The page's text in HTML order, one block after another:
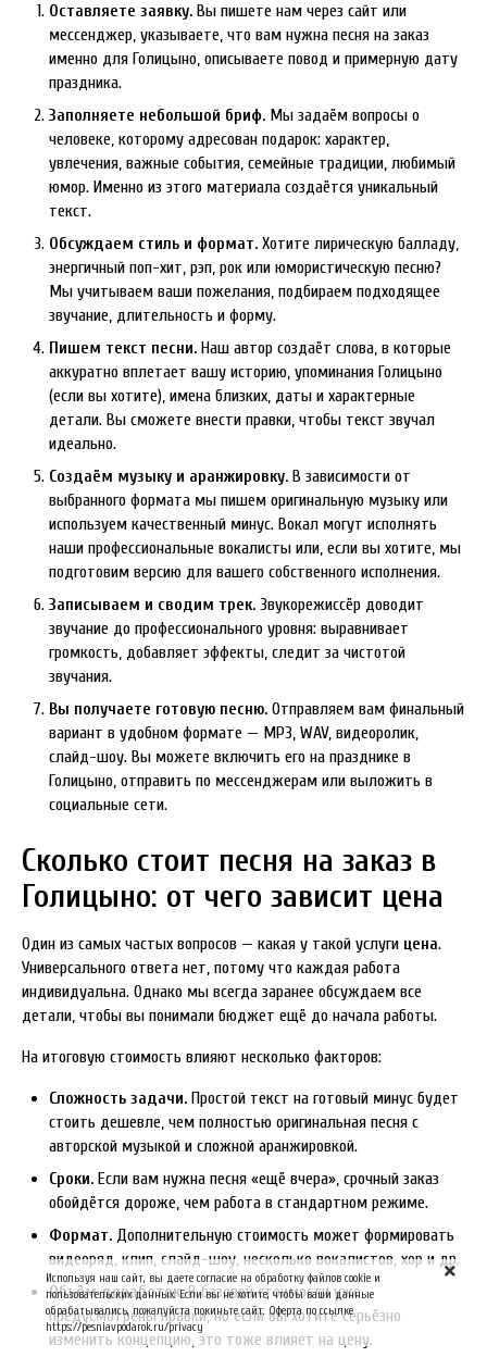
Оставляете заявку. Вы пишете нам через сайт или
мессенджер, указываете, что вам нужна песня на заказ
именно для Голицыно, описываете повод и примерную дату
праздника.
Заполняете небольшой бриф. Мы задаём вопросы о
человеке, которому адресован подарок: характер,
увлечения, важные события, семейные традиции, любимый
юмор. Именно из этого материала создаётся уникальный
текст.
Обсуждаем стиль и формат. Хотите лирическую балладу,
энергичный поп-хит, рэп, рок или юмористическую песню?
Мы учитываем ваши пожелания, подбираем подходящее
звучание, длительность и форму.
Пишем текст песни. Наш автор создаёт слова, в которые
аккуратно вплетает вашу историю, упоминания Голицыно
(если вы хотите), имена близких, даты и характерные
детали. Вы сможете внести правки, чтобы текст звучал
идеально.
Создаём музыку и аранжировку. В зависимости от
выбранного формата мы пишем оригинальную музыку или
используем качественный минус. Вокал могут исполнять
наши профессиональные вокалисты или, если вы хотите, мы
подготовим версию для вашего собственного исполнения.
Записываем и сводим трек. Звукорежиссёр доводит
звучание до профессионального уровня: выравнивает
громкость, добавляет эффекты, следит за чистотой
звучания.
Вы получаете готовую песню. Отправляем вам финальный
вариант в удобном формате — MP3, WAV, видеоролик,
слайд-шоу. Вы можете включить его на празднике в
Голицыно, отправить по мессенджерам или выложить в
социальные сети.
Сколько стоит песня на заказ в
Голицыно: от чего зависит цена
Один из самых частых вопросов — какая у такой услуги цена.
Универсального ответа нет, потому что каждая работа
индивидуальна. Однако мы всегда заранее обсуждаем все
детали, чтобы вы понимали бюджет ещё до начала работы.
На итоговую стоимость влияют несколько факторов:
Сложность задачи. Простой текст на готовый минус будет
стоить дешевле, чем полностью оригинальная песня с
авторской музыкой и сложной аранжировкой.
Сроки. Если вам нужна песня «ещё вчера», срочный заказ
обойдётся дороже, чем работа в стандартном режиме.
Формат. Дополнительную стоимость может формировать
видеоряд, клип, слайд-шоу, несколько вокалистов, хор и др.
Объём доработок.В базовой стоимости уже
предусмотрены правки, но если вы хотите серьёзно
изменить концепцию, это тоже влияет на цену.
Используя наш сайт, вы даете согласие на обработку файлов cookie и
пользовательских данных. Если вы не хотите, чтобы ваши данные
обрабатывались, пожалуйста покиньте сайт. Оферта по ссылке
https://pesniavpodarok.ru/privacy